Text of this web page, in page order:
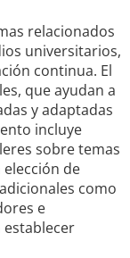
relacionados
universitarios,
continua. El
que ayudan a
y adaptadas
incluye
sobre temas
de
como
e